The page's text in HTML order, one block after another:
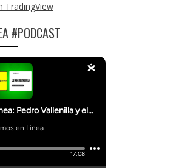
TradingView
#PODCAST